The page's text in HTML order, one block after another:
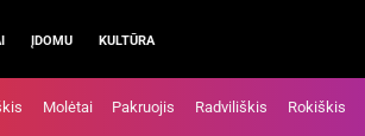
ĮDOMU KULTŪRA
Molėtai Pakruojis Radviliškis Rokiškis